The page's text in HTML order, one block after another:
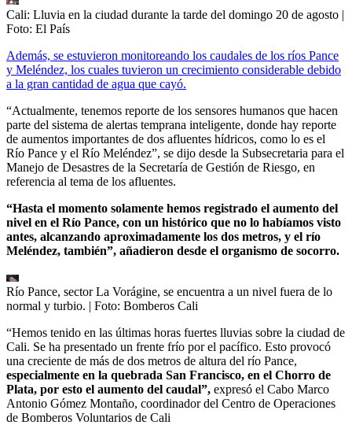
Cali: Lluvia en la ciudad durante la tarde del domingo 20 de agosto |
Foto: El País
Además, se estuvieron monitoreando los caudales de los ríos Pance
y Meléndez, los cuales tuvieron un crecimiento considerable debido
a la gran cantidad de agua que cayó.
“Actualmente, tenemos reporte de los sensores humanos que hacen
parte del sistema de alertas temprana inteligente, donde hay reporte
de aumentos importantes de dos afluentes hídricos, como lo es el
Río Pance y el Río Meléndez”, se dijo desde la Subsecretaria para el
Manejo de Desastres de la Secretaría de Gestión de Riesgo, en
referencia al tema de los afluentes.
“Hasta el momento solamente hemos registrado el aumento del
nivel en el Río Pance, con un histórico que no lo habíamos visto
antes, alcanzando aproximadamente los dos metros, y el río
Meléndez, también”, añadieron desde el organismo de socorro.
Río Pance, sector La Vorágine, se encuentra a un nivel fuera de lo
normal y turbio. | Foto: Bomberos Cali
“Hemos tenido en las últimas horas fuertes lluvias sobre la ciudad de
Cali. Se ha presentado un frente frío por el pacífico. Esto provocó
una creciente de más de dos metros de altura del río Pance,
especialmente en la quebrada San Francisco, en el Chorro de
Plata, por esto el aumento del caudal”, expresó el Cabo Marco
Antonio Gómez Montaño, coordinador del Centro de Operaciones
de Bomberos Voluntarios de Cali